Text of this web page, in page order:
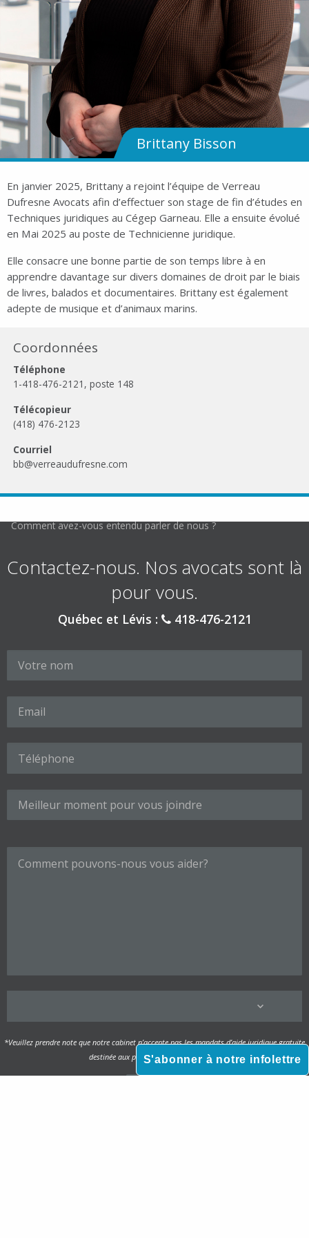
Brittany Bisson
Coordonnées
Téléphone
1-418-476-2121 , poste 148
Télécopieur
(418) 476-2123
Courriel
bb@verreaudufresne.com
En janvier 2025, Brittany a rejoint l’équipe de Verreau
Dufresne Avocats afin d’effectuer son stage de fin d’études en
Techniques juridiques au Cégep Garneau. Elle a ensuite évolué
en Mai 2025 au poste de Technicienne juridique.
Elle consacre une bonne partie de son temps libre à en
apprendre davantage sur divers domaines de droit par le biais
de livres, balados et documentaires. Brittany est également
adepte de musique et d’animaux marins.
Contactez-nous. Nos avocats sont là
pour vous.
Québec et Lévis : 418-476-2121
Comment avez-vous entendu parler de nous ?
*Veuillez prendre note que notre cabinet n’accepte pas les mandats d’aide juridique gratuite
destinée aux particuliers à faible revenu.
S'abonner à notre infolettre